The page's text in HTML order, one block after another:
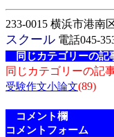
233-0015 横浜市港南
スクール 電話045-
同じカテゴリーの記
同じカテゴリーの記
受験作文小論文(89)
コメント欄
コメントフォーム